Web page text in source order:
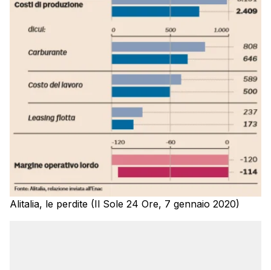
Alitalia, le perdite (Il Sole 24 Ore, 7 gennaio 2020)